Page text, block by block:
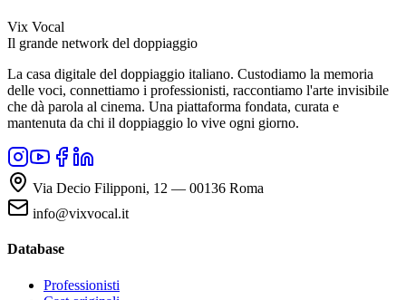
Vix Vocal
Il grande network del doppiaggio
La casa digitale del doppiaggio italiano. Custodiamo la memoria
delle voci, connettiamo i professionisti, raccontiamo l'arte invisibile
che dà parola al cinema. Una piattaforma fondata, curata e
mantenuta da chi il doppiaggio lo vive ogni giorno.
Via Decio Filipponi, 12 — 00136 Roma
info@vixvocal.it
Database
Professionisti